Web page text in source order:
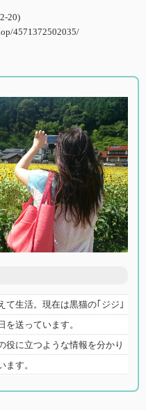
20)
4571372502035/
て生活。現在は黒猫の｢ジジ｣
送っています。
役に立つような情報を分かり
す。